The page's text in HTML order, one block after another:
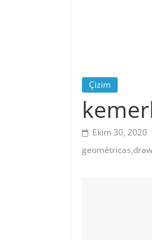
Çizim
Ekim 30, 2020